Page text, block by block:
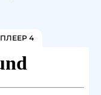
ПЛЕЕР 4